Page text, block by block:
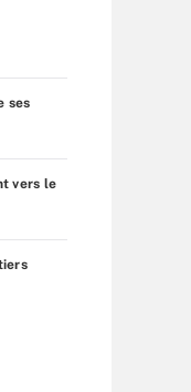
ses
vers le